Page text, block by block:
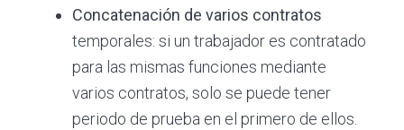
Concatenación de varios contratos
temporales: si un trabajador es contratado
para las mismas funciones mediante
varios contratos, solo se puede tener
periodo de prueba en el primero de ellos.